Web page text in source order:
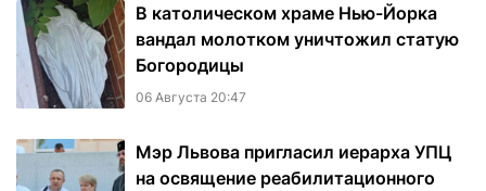
В католическом храме Нью-Йорка
вандал молотком уничтожил статую
Богородицы
06 Августа 20:47
Мэр Львова пригласил иерарха УПЦ
на освящение реабилитационного